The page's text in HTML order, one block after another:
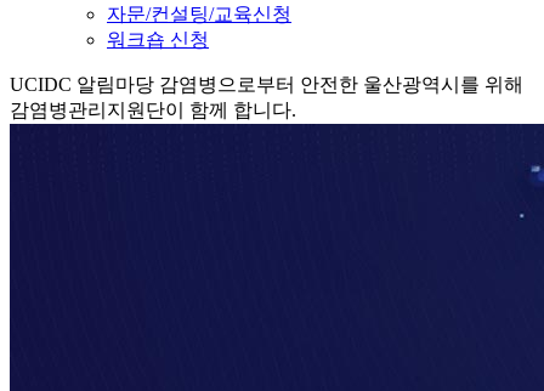
자문/컨설팅/교육신청
워크숍 신청
UCIDC 알림마당 감염병으로부터 안전한 울산광역시를 위해
감염병관리지원단이 함께 합니다.